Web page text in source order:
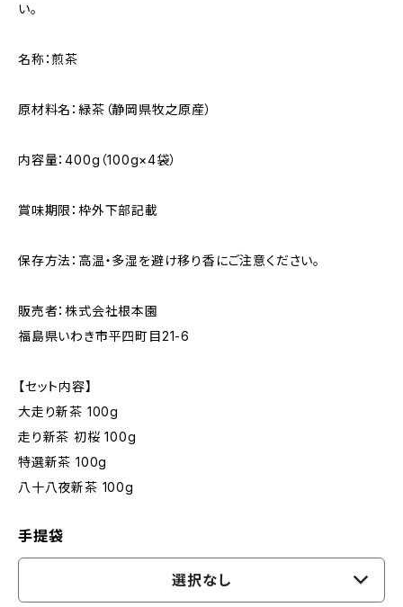
い。
名称：煎茶
原材料名：緑茶（静岡県牧之原産）
内容量：400g（100g×4袋）
賞味期限：枠外下部記載
保存方法：高温・多湿を避け移り香にご注意ください。
販売者：株式会社根本園
福島県いわき市平四町目21-6
【セット内容】
大走り新茶 100g
走り新茶 初桜 100g
特選新茶 100g
八十八夜新茶 100g
手提袋
選択なし